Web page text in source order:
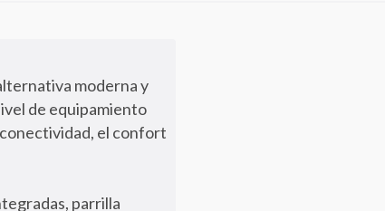
moderna y
de equipamiento
el confort
parrilla